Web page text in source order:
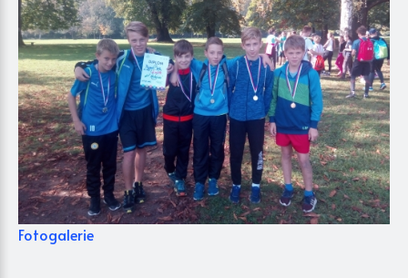
Fotogalerie